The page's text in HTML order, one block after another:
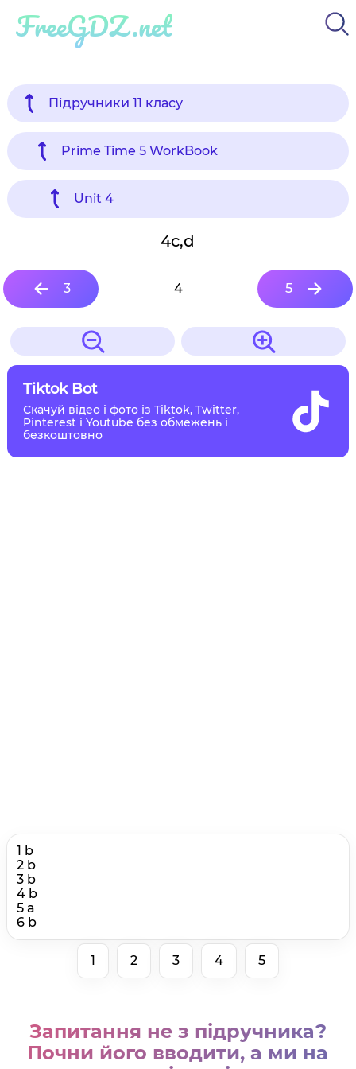
FreeGDZ.net
Підручники 11 класу
Prime Time 5 WorkBook
Unit 4
4c,d
3 4 5
Tiktok Bot
Скачуй відео і фото із Tiktok, Twitter,
Pinterest і Youtube без обмежень і
безкоштовно
1 b
2 b
3 b
4 b
5 a
6 b
1 2 3 4 5
Запитання не з підручника?
Почни його вводити, а ми на